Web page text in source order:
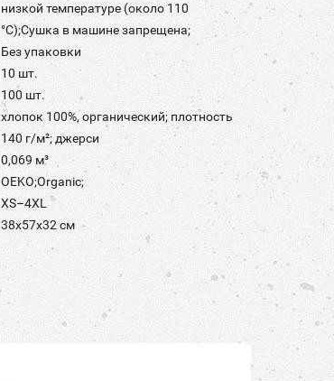
низкой температуре (около 110
°С);Сушка в машине запрещена;
Без упаковки
10 шт.
100 шт.
хлопок 100%, органический; плотность
140 г/м²; джерси
0,069 м³
OEKO;Organic;
XS–4XL
38x57x32 см